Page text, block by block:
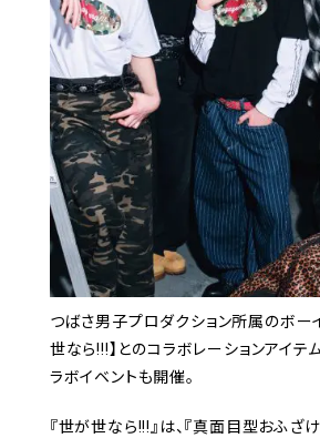
つばさ男子プロダクション所属のボー
世なら!!!】とのコラボレーションアイテ
ラボイベントも開催。
『世が世なら!!!』は、『真面目型おふざ